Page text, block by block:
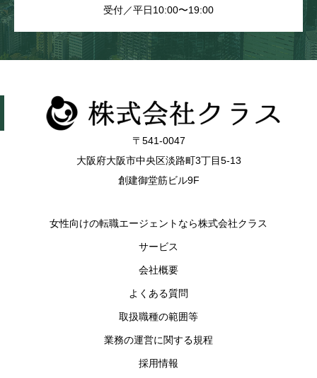
受付／平日10:00〜19:00
〒541-0047
大阪府大阪市中央区淡路町3丁目5-13
創建御堂筋ビル9F
女性向けの転職エージェントなら株式会社クラス
サービス
会社概要
よくある質問
取扱職種の範囲等
業務の運営に関する規程
採用情報